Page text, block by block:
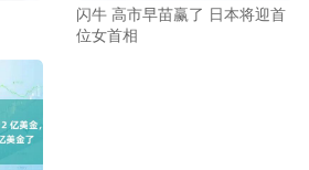
闪牛 高市早苗赢了 日本将迎首
位女首相